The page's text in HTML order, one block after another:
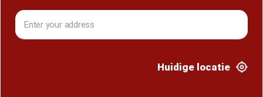
Huidige locatie